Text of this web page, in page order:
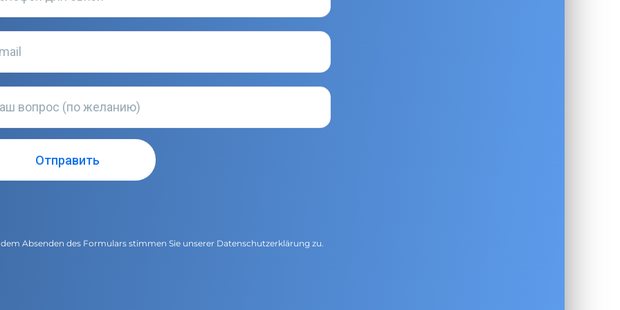
Absenden des Formulars stimmen Sie unserer Datenschutzerklärung zu.